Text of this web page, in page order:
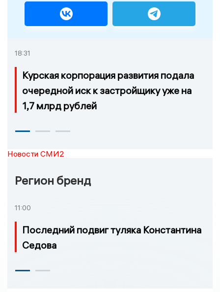
18:31
Курская корпорация развития подала
очередной иск к застройщику уже на
1,7 млрд рублей
Новости СМИ2
Регион бренд
11:00
Последний подвиг туляка Константина
Седова